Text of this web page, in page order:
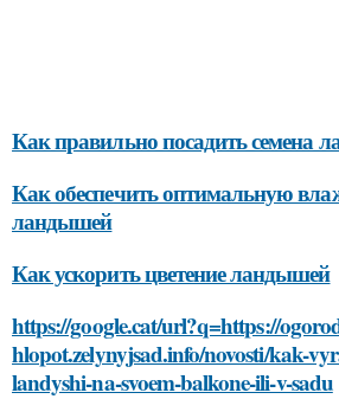
Как правильно посадить семена
Как обеспечить оптимальную
ландышей
Как ускорить цветение ландышей
https://google.cat/url?q=https://
hlopot.zelynyjsad.info/novosti/kak-
landyshi-na-svoem-balkone-ili-v-sadu